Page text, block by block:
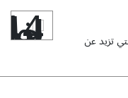
تزيد عن